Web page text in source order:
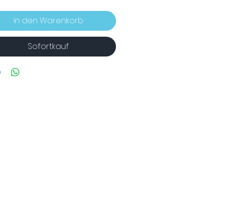
Preis
In den Warenkorb
Sofortkauf